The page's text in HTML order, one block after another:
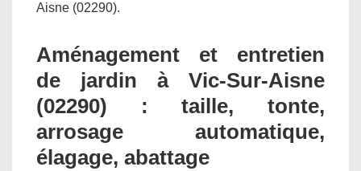
Aisne (02290).
Aménagement et entretien
de jardin à Vic-Sur-Aisne
(02290) : taille, tonte,
arrosage automatique,
élagage, abattage